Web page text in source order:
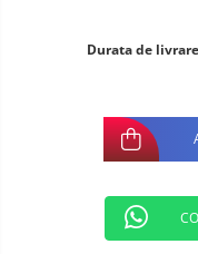
Telefoane mobile ZTE
Telefoane mobile ALTE
Durata de